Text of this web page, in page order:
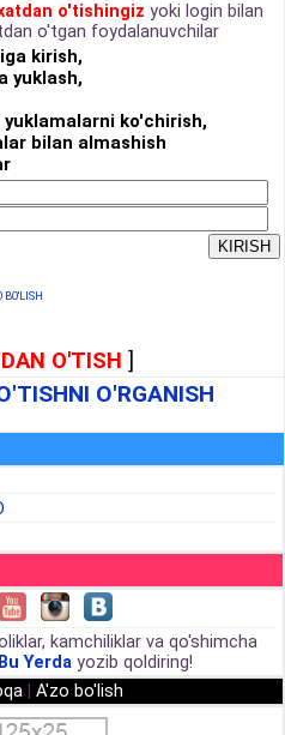
o'tishingiz yoki login bilan
o'tgan foydalanuvchilar
kirish,
yuklash,
ko'chirish,
bilan almashish
BO'LISH
O'TISH ]
O'RGANISH
kamchiliklar va qo'shimcha
Bu Yerdayozib qoldiring!
A'zo bo'lish